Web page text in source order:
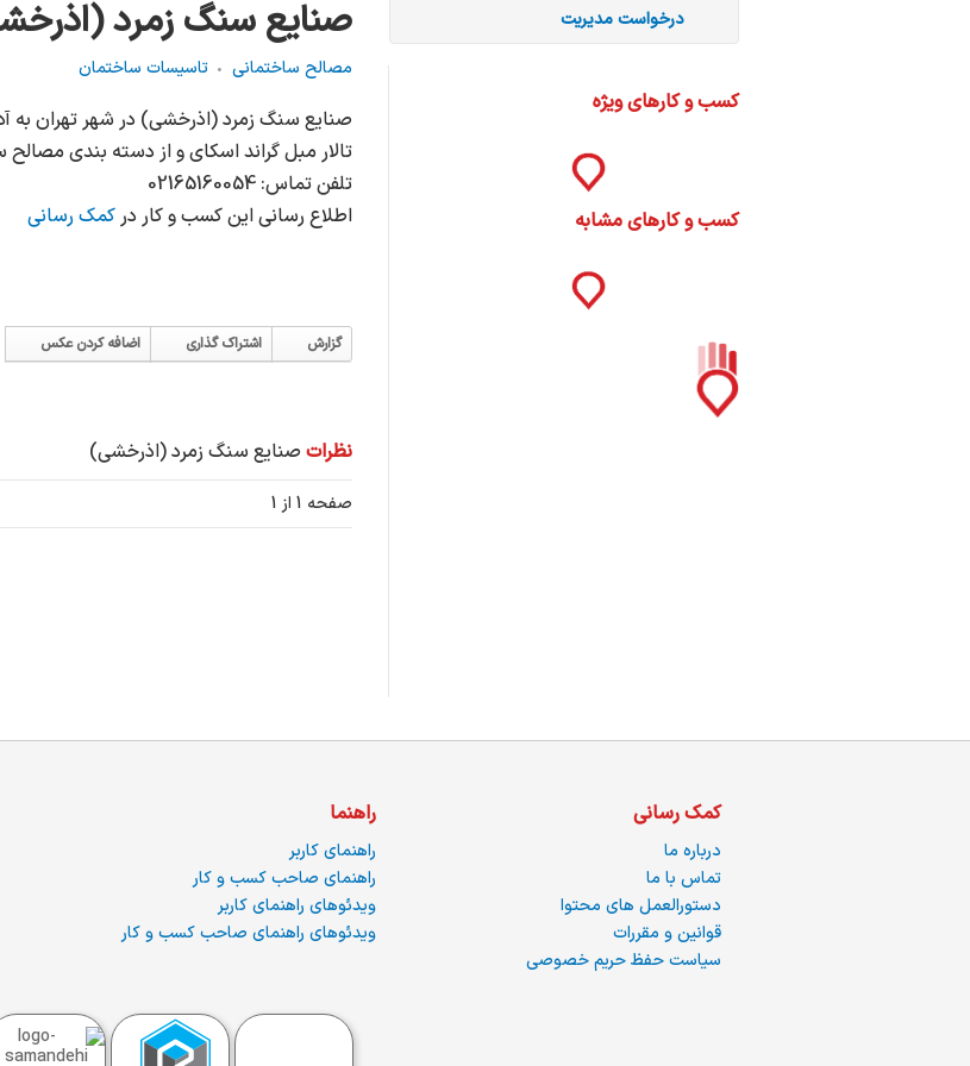
صنایع سنگ زمرد
مصالح ساختمانی
تاسیسات ساختمان
صنایع سنگ زمرد (اذرخشی) در شهر تهران به
تالار مبل گراند اسکای و از دسته بندی
تلفن تماس: 02165160054
اطلاع رسانی این کسب و کار درکمک رسانی
اضافه کردن عکس اشتراک گذاری گزارش
نظرات صنایع سنگ زمرد (اذرخشی)
صفحه 1 از 1
درخواست مدیریت
کسب و کارهای ویژه
کسب و کارهای مشابه
کمک رسانی
درباره ما
تماس با ما
دستورالعمل های محتوا
قوانین و مقررات
سیاست حفظ حریم خصوصی
راهنما
راهنمای کاربر
راهنمای صاحب کسب و کار
ویدئوهای راهنمای کاربر
ویدئوهای راهنمای صاحب کسب و کار